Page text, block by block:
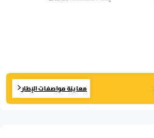
معاينة مواصفات الإطار